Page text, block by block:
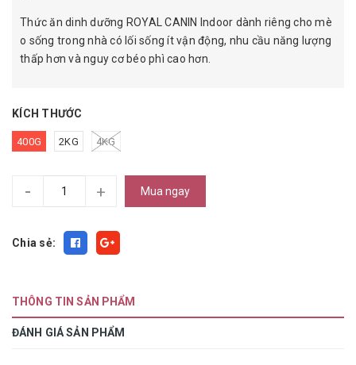
Thức ăn dinh dưỡng ROYAL CANIN Indoor dành riêng cho mè
o sống trong nhà có lối sống ít vận động, nhu cầu năng lượng
thấp hơn và nguy cơ béo phì cao hơn.
KÍCH THƯỚC
400G 2KG 4KG
- + Mua ngay
Chia sẻ:
THÔNG TIN SẢN PHẨM
ĐÁNH GIÁ SẢN PHẨM